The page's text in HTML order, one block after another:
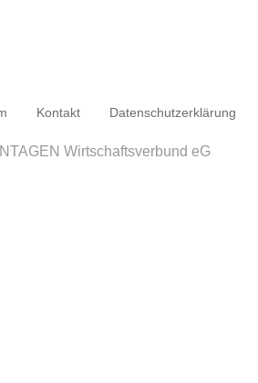
Kontakt Datenschutzerklärung
Wirtschaftsverbund eG